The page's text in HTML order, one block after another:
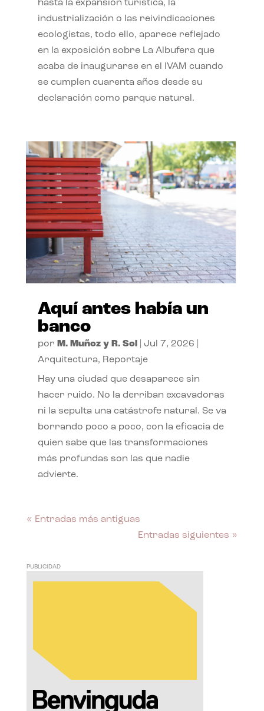
hasta la expansión turística, la
industrialización o las reivindicaciones
ecologistas, todo ello, aparece reflejado
en la exposición sobre La Albufera que
acaba de inaugurarse en el IVAM cuando
se cumplen cuarenta años desde su
declaración como parque natural.
Aquí antes había un
banco
por M. Muñoz y R. Sol Jul 7, 2026
Arquitectura, Reportaje
Hay una ciudad que desaparece sin
hacer ruido. No la derriban excavadoras
ni la sepulta una catástrofe natural. Se va
borrando poco a poco, con la eficacia de
quien sabe que las transformaciones
más profundas son las que nadie
advierte.
« Entradas más antiguas
Entradas siguientes »
PUBLICIDAD